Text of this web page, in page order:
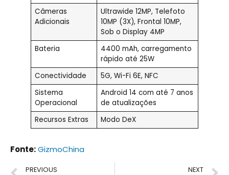
Câmeras
Adicionais
Ultrawide 12MP, Telefoto
10MP (3X), Frontal 10MP,
Sob o Display 4MP
Bateria
4400 mAh, carregamento
rápido até 25W
Conectividade
5G, Wi-Fi 6E, NFC
Sistema
Operacional
Android 14 com até 7 anos
de atualizações
Recursos Extras
Modo DeX
Fonte:GizmoChina
PREVIOUS NEXT